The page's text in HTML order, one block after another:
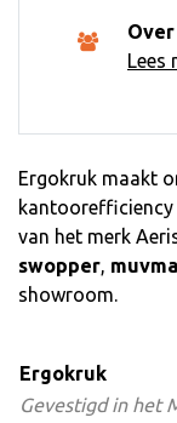
Lees
Ergokruk maakt
kantoorefficiency
van het merk
swopper,
showroom.
Ergokruk
Gevestigd in het